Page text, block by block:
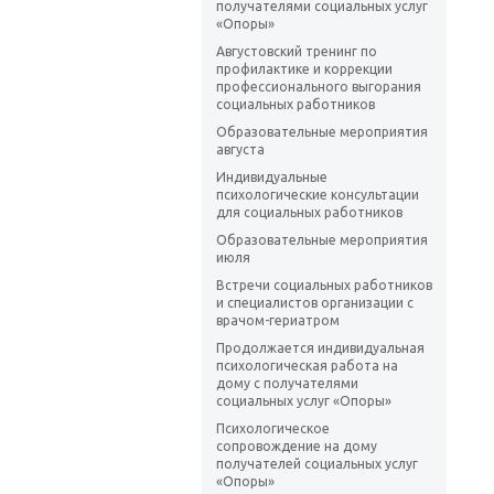
получателями социальных услуг
«Опоры»
Августовский тренинг по
профилактике и коррекции
профессионального выгорания
социальных работников
Образовательные мероприятия
августа
Индивидуальные
психологические консультации
для социальных работников
Образовательные мероприятия
июля
Встречи социальных работников
и специалистов организации с
врачом-гериатром
Продолжается индивидуальная
психологическая работа на
дому с получателями
социальных услуг «Опоры»
Психологическое
сопровождение на дому
получателей социальных услуг
«Опоры»